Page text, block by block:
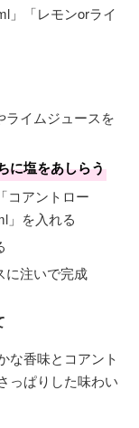
」「レモンorライ
ライムジュースを
に塩をあしらう
コアントロー
」を入れる
に注いで完成
な香味とコアント
っぱりした味わい